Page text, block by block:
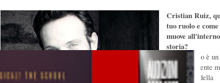
Cristian Ruiz,
tuo ruolo e
muove
storia?
"Il mio ruolo è
incredibilmente
il cantante della